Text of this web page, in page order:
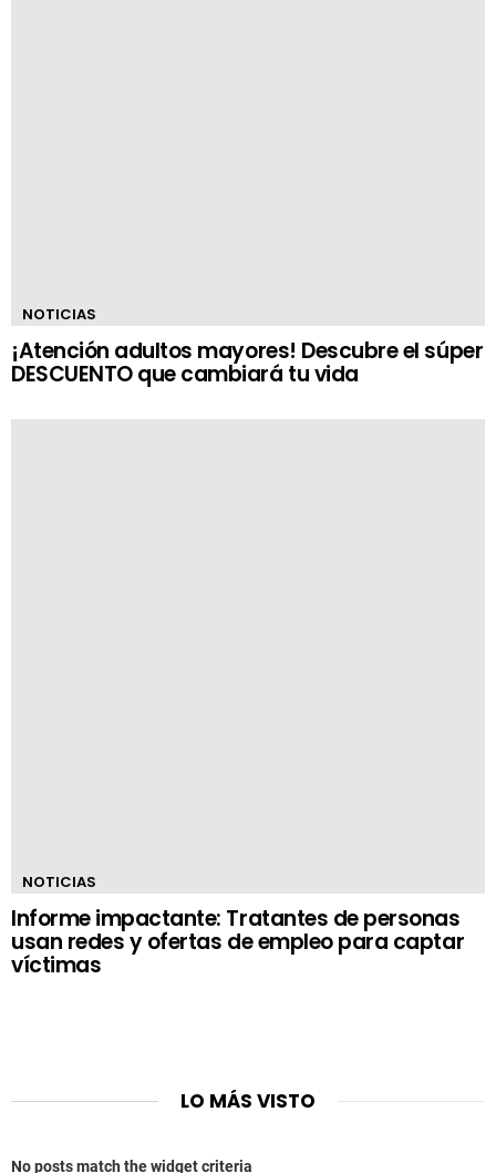
NOTICIAS
¡Atención adultos mayores! Descubre el súper
DESCUENTO que cambiará tu vida
NOTICIAS
Informe impactante: Tratantes de personas
usan redes y ofertas de empleo para captar
víctimas
LO MÁS VISTO
No posts match the widget criteria